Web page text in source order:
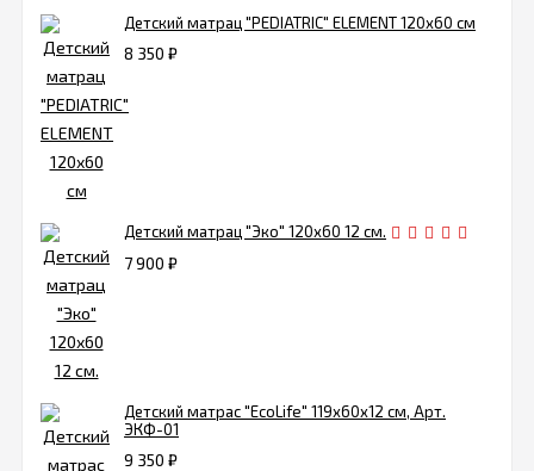
Детский матрац "PEDIATRIC" ELEMENT 120х60 см
8 350 ₽
Детский матрац "Эко" 120х60 12 см.
7 900 ₽
Детский матрас "EcoLife" 119х60х12 см, Арт.
ЭКФ-01
9 350 ₽